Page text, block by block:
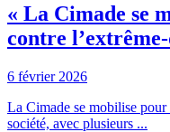
« La Cimade se
contre
6 février 2026
La Cimade se mobilise
société, avec plusieurs ...